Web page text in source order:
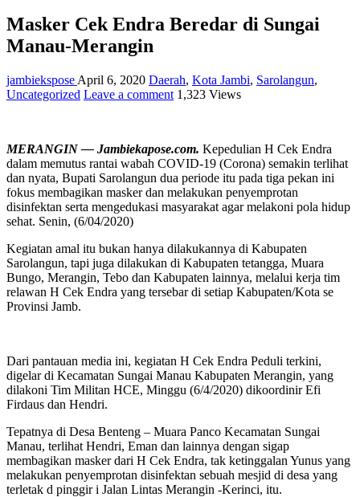
Masker Cek Endra Beredar di Sungai
Manau-Merangin
jambiekspose April 6, 2020 Daerah, Kota Jambi, Sarolangun,
Uncategorized Leave a comment 1,323 Views
MERANGIN — Jambiekapose.com. Kepedulian H Cek Endra
dalam memutus rantai wabah COVID-19 (Corona) semakin terlihat
dan nyata, Bupati Sarolangun dua periode itu pada tiga pekan ini
fokus membagikan masker dan melakukan penyemprotan
disinfektan serta mengedukasi masyarakat agar melakoni pola hidup
sehat. Senin, (6/04/2020)
Kegiatan amal itu bukan hanya dilakukannya di Kabupaten
Sarolangun, tapi juga dilakukan di Kabupaten tetangga, Muara
Bungo, Merangin, Tebo dan Kabupaten lainnya, melalui kerja tim
relawan H Cek Endra yang tersebar di setiap Kabupaten/Kota se
Provinsi Jamb.
Dari pantauan media ini, kegiatan H Cek Endra Peduli terkini,
digelar di Kecamatan Sungai Manau Kabupaten Merangin, yang
dilakoni Tim Militan HCE, Minggu (6/4/2020) dikoordinir Efi
Firdaus dan Hendri.
Tepatnya di Desa Benteng – Muara Panco Kecamatan Sungai
Manau, terlihat Hendri, Eman dan lainnya dengan sigap
membagikan masker dari H Cek Endra, tak ketinggalan Yunus yang
melakukan penyemprotan disinfektan sebuah mesjid di desa yang
terletak d pinggir i Jalan Lintas Merangin -Kerinci, itu.